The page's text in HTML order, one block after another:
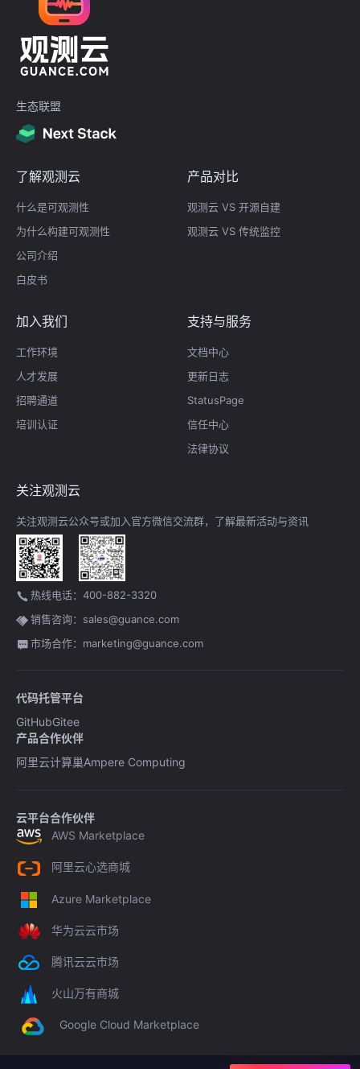
生态联盟
了解观测云
什么是可观测性
为什么构建可观测性
公司介绍
白皮书
产品对比
观测云 VS 开源自建
观测云 VS 传统监控
加入我们
工作环境
人才发展
招聘通道
培训认证
支持与服务
文档中心
更新日志
StatusPage
信任中心
法律协议
关注观测云
关注观测云公众号或加入官方微信交流群，了解最新活动与资讯
热线电话：400-882-3320
销售咨询：sales@guance.com
市场合作：marketing@guance.com
代码托管平台
GitHubGitee
产品合作伙伴
阿里云计算巢Ampere Computing
云平台合作伙伴
AWS Marketplace
阿里云心选商城
Azure Marketplace
华为云云市场
腾讯云云市场
火山万有商城
Google Cloud Marketplace